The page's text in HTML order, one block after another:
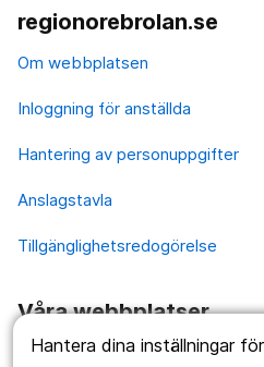
Hantera dina inställningar
regionorebrolan.se
Om webbplatsen
Inloggning för anställda
Hantering av personuppgifter
Anslagstavla
Tillgänglighetsredogörelse
Våra webbplatser
1177.se